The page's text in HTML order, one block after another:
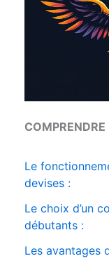
COMPRENDRE
Le
devises :
Le choix d’un
débutants :
Les avantages